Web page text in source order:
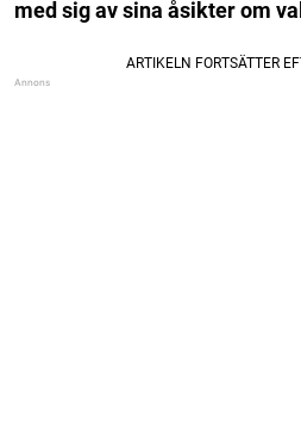
med sig av sina åsikter om